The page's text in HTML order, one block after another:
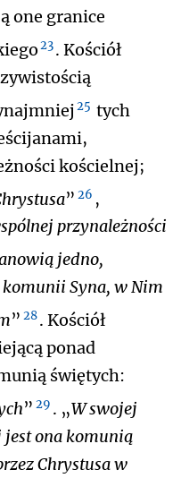
one granice
23. Kościół
25 tych
kościelnej;
” 26 ,
przynależności
jedno,
Syna, w Nim
” 28. Kościół
ponad
świętych:
” 29 . „W swojej
ona komunią
Chrystusa w